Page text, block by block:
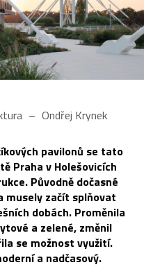
Ondřej Krynek
pavilonů se tato
Praha v Holešovicích
Původně dočasné
musely začít splňovat
dobách. Proměnila
a zelené, změnil
se možnost využití.
a nadčasový.